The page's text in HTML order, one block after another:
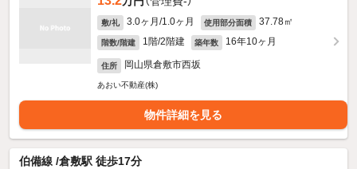
敷/礼 3.0ヶ月/1.0ヶ月 使用部分面積 37.78㎡
階数/階建 1階/2階建 築年数 16年10ヶ月
住所 岡山県倉敷市西坂
あおい不動産(株)
物件詳細を見る
伯備線 /倉敷駅 徒歩17分